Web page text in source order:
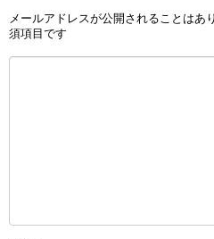
メールアドレスが公開されることはあ
須項目です